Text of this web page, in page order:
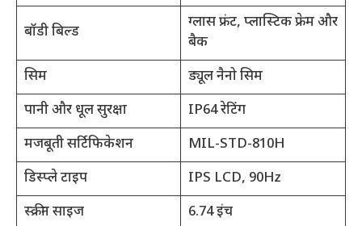
बॉडी बिल्ड
ग्लास फ्रंट, प्लास्टिक फ्रेम और
बैक
सिम
ड्यूल नैनो सिम
पानी और धूल सुरक्षा
IP64 रेटिंग
मजबूती सर्टिफिकेशन
MIL-STD-810H
डिस्प्ले टाइप
IPS LCD, 90Hz
स्क्रीन साइज
6.74 इंच